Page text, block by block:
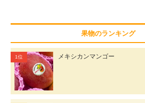
果物のランキング
メキシカンマンゴー